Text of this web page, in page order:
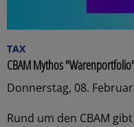
TAX
CBAM Mythos
Donnerstag, 08.
Rund um den CBAM